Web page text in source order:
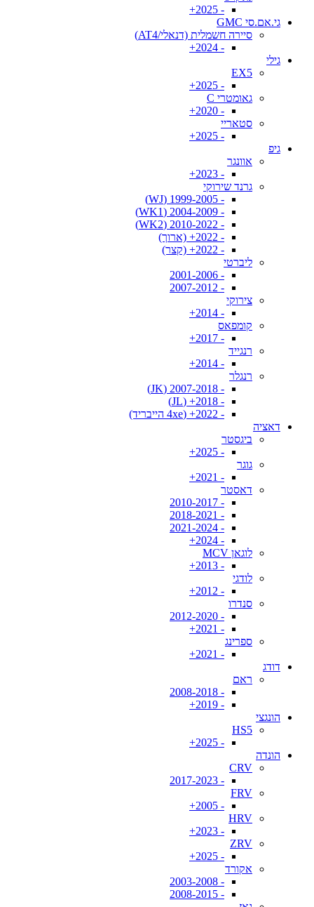
- 2025+
גי.אם.סי GMC
סיירה חשמלית (דנאלי/AT4)
- 2024+
גילי
EX5
- 2025+
גאומטרי C
- 2020+
סטאריי
- 2025+
גיפ
אוונגר
- 2023+
גרנד שירוקי
- 1999-2005 (WJ)
- 2004-2009 (WK1)
- 2010-2022 (WK2)
- 2022+ (ארוך)
- 2022+ (קצר)
ליברטי
- 2001-2006
- 2007-2012
צירוקי
- 2014+
קומפאס
- 2017+
רנגייד
- 2014+
רנגלר
- 2007-2018 (JK)
- 2018+ (JL)
- 2022+ (4xe הייבריד)
דאציה
ביגסטר
- 2025+
גוגר
- 2021+
דאסטר
- 2010-2017
- 2018-2021
- 2021-2024
- 2024+
לוגאן MCV
- 2013+
לודגי
- 2012+
סנדרו
- 2012-2020
- 2021+
ספרינג
- 2021+
דודג
ראם
- 2008-2018
- 2019+
הונגצי
HS5
- 2025+
הונדה
CRV
- 2017-2023
FRV
- 2005+
HRV
- 2023+
ZRV
- 2025+
אקורד
- 2003-2008
- 2008-2015